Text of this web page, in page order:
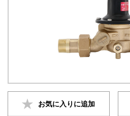
お気に入りに追加